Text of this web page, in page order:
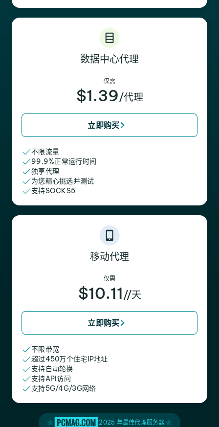
数据中心代理
仅需
$1.39/代理
立即购买
不限流量
99.9%正常运行时间
独享代理
为您精心挑选并测试
支持SOCKS5
移动代理
仅需
$10.11 //天
立即购买
不限带宽
超过450万个住宅IP地址
支持自动轮换
支持API访问
支持5G/4G/3G网络
2025 年最佳代理服务器